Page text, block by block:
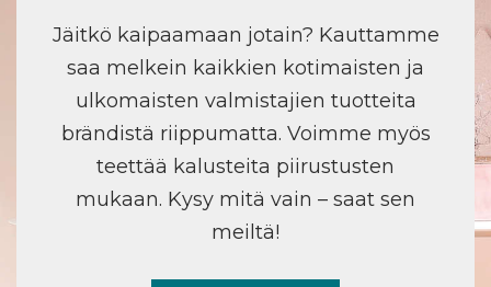
Jäitkö kaipaamaan jotain? Kauttamme
saa melkein kaikkien kotimaisten ja
ulkomaisten valmistajien tuotteita
brändistä riippumatta. Voimme myös
teettää kalusteita piirustusten
mukaan. Kysy mitä vain – saat sen
meiltä!